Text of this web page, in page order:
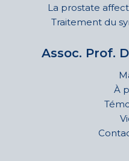
La prostate
Traitement du
Assoc. Prof.
À